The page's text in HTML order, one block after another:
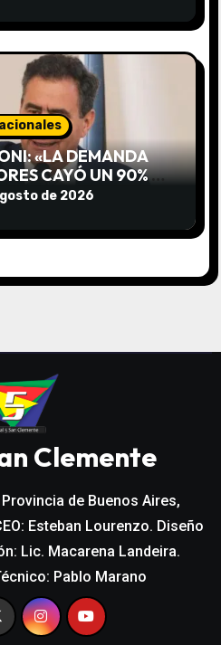
«LA DEMANDA
CAYÓ UN 90% Y
de 2026
Clemente
de Buenos Aires,
Esteban Lourenzo. Diseño
Lic. Macarena Landeira.
Pablo Marano